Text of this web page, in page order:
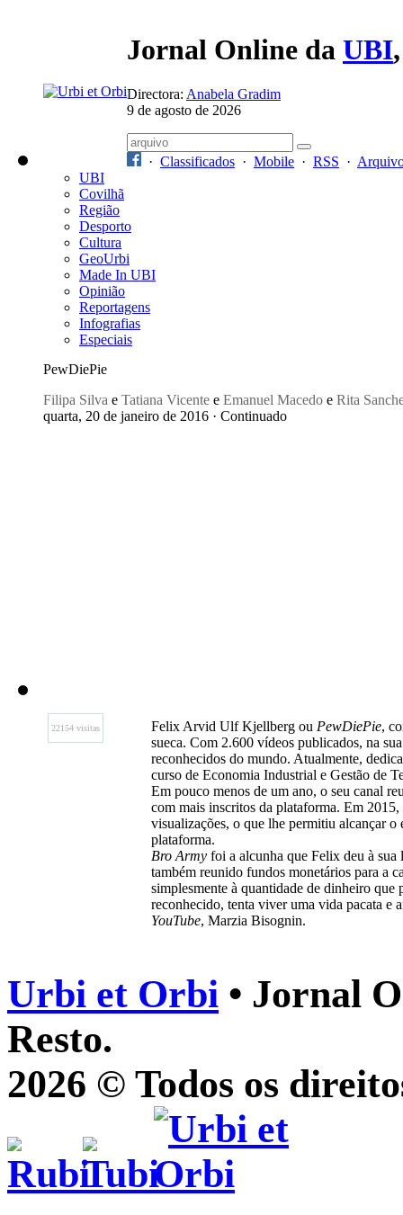
Jornal Online da UBI
Directora: Anabela Gradim
9 de agosto de 2026
· Classificados · Mobile · RSS ·
UBI
Covilhã
Região
Desporto
Cultura
GeoUrbi
Made In UBI
Opinião
Reportagens
Infografias
Especiais
PewDiePie
Filipa Silva e Tatiana Vicente e Emanuel Macedo e Rita
quarta, 20 de janeiro de 2016 · Continuado
22154 visitas Felix Arvid Ulf Kjellberg ou PewDiePie,
sueca. Com 2.600 vídeos publicados, na
reconhecidos do mundo. Atualmente,
curso de Economia Industrial e Gestão de
Em pouco menos de um ano, o seu canal
com mais inscritos da plataforma. Em
visualizações, o que lhe permitiu alcançar
plataforma.
Bro Army foi a alcunha que Felix deu à sua
também reunido fundos monetários para a
simplesmente à quantidade de dinheiro que
reconhecido, tenta viver uma vida pacata e
YouTube, Marzia Bisognin.
Urbi et Orbi • Jornal
Resto.
2026 © Todos os